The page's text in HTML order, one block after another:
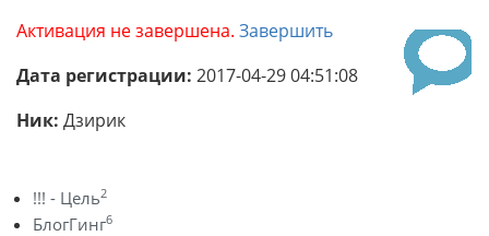
Активация не завершена. Завершить
Дата регистрации: 2017-04-29 04:51:08
Ник: Дзирик
!!! - Цель2
БлогГинг6